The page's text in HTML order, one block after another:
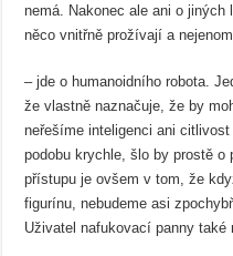
nemá. Nakonec ale ani o
něco vnitřně prožívají a
– jde o humanoidního robota.
že vlastně naznačuje, že by
neřešíme inteligenci ani
podobu krychle, šlo by prostě
přístupu je ovšem v tom, že
figurínu, nebudeme asi
Uživatel nafukovací panny také